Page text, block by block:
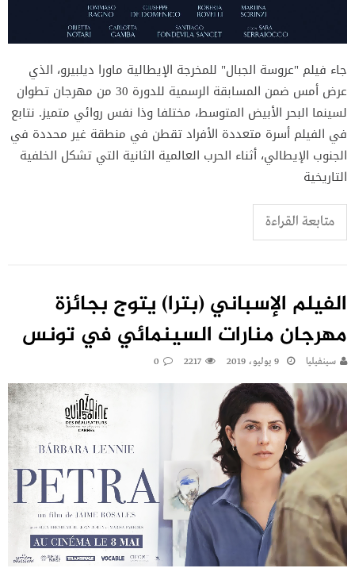
جاء فيلم "عروسة الجبال" للمخرجة الإيطالية ماورا ديلبيرو، الذي
عرض أمس ضمن المسابقة الرسمية للدورة 30 من مهرجان تطوان
لسينما البحر الأبيض المتوسط، مختلفا وذا نفس روائي متميز. نتابع
في الفيلم أسرة متعددة الأفراد تقطن في منطقة غير محددة في
الجنوب الإيطالي، أثناء الحرب العالمية الثانية التي تشكل الخلفية
التاريخية
متابعة القراءة
الفيلم الإسباني (بترا) يتوج بجائزة
مهرجان منارات السينمائي في تونس
سينفيليا 9 يوليو، 2019 2217
0